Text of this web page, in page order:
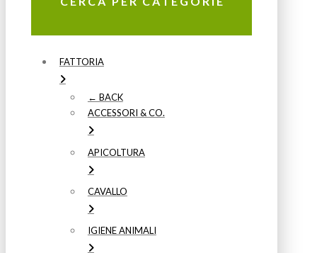
FATTORIA
← BACK
ACCESSORI & CO.
APICOLTURA
CAVALLO
IGIENE ANIMALI